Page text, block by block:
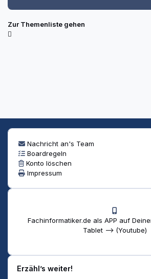
Zur Themenliste gehen
Nachricht an's Team
Boardregeln
Konto löschen
Impressum
Fachinformatiker.de als APP auf
Tablet --> (Youtube)
Erzähl’s weiter!